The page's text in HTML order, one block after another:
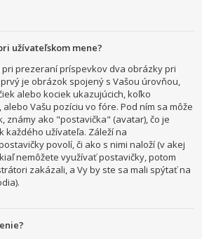
užívateľskom mene?
prezeraní príspevkov dva obrázky pri
je obrázok spojený s Vašou úrovňou,
alebo kociek ukazujúcich, koľko
Vašu pozíciu vo fóre. Pod ním sa môže
známy ako "postavička" (avatar), čo je
užívateľa. Záleží na
povolí, či ako s nimi naloží (v akej
nemôžete využívať postavičky, potom
zakázali, a Vy by ste sa mali spýtať na